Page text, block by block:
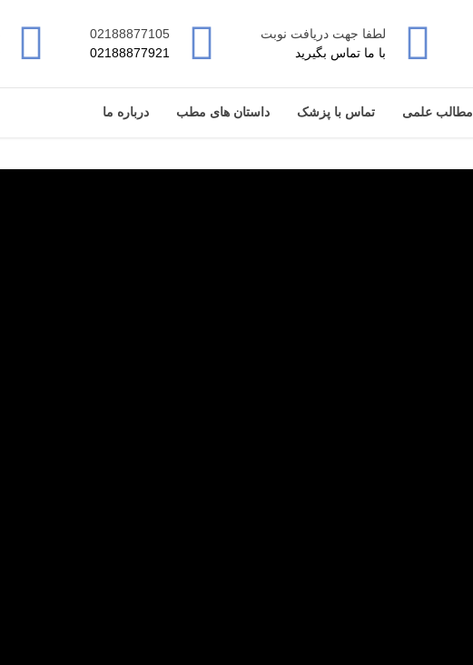
لطفا جهت دریافت نوبت
با ما تماس بگیرید
02188877105
02188877921
مطالب علمی تماس با پزشک داستان های مطب درباره ما